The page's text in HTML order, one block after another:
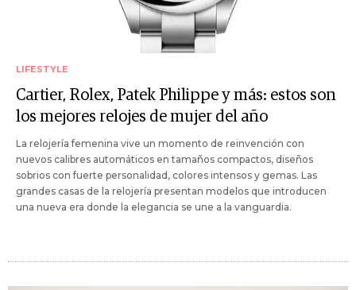
LIFESTYLE
Cartier, Rolex, Patek Philippe y más: estos son
los mejores relojes de mujer del año
La relojería femenina vive un momento de reinvención con
nuevos calibres automáticos en tamaños compactos, diseños
sobrios con fuerte personalidad, colores intensos y gemas. Las
grandes casas de la relojería presentan modelos que introducen
una nueva era donde la elegancia se une a la vanguardia.